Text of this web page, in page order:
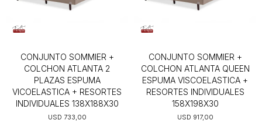
CONJUNTO SOMMIER +
COLCHON ATLANTA 2
PLAZAS ESPUMA
VICOELASTICA + RESORTES
INDIVIDUALES 138X188X30
USD 733,00
CONJUNTO SOMMIER +
COLCHON ATLANTA QUEEN
ESPUMA VISCOELASTICA +
RESORTES INDIVIDUALES
158X198X30
USD 917,00